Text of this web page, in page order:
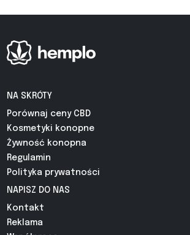
NA SKRÓTY
Porównaj ceny CBD
Kosmetyki konopne
Żywność konopna
Regulamin
Polityka prywatności
NAPISZ DO NAS
Kontakt
Reklama